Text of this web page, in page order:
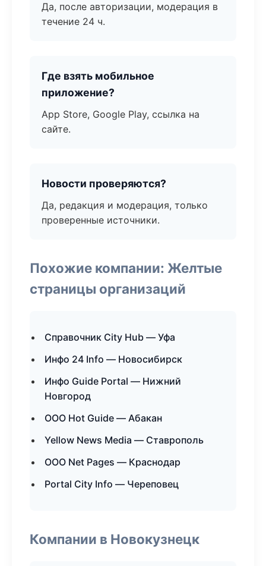
Да, после авторизации, модерация в
течение 24 ч.
Где взять мобильное
приложение?
App Store, Google Play, ссылка на
сайте.
Новости проверяются?
Да, редакция и модерация, только
проверенные источники.
Похожие компании: Желтые
страницы организаций
Справочник City Hub — Уфа
Инфо 24 Info — Новосибирск
Инфо Guide Portal — Нижний
Новгород
ООО Hot Guide — Абакан
Yellow News Media — Ставрополь
ООО Net Pages — Краснодар
Portal City Info — Череповец
Компании в Новокузнецк